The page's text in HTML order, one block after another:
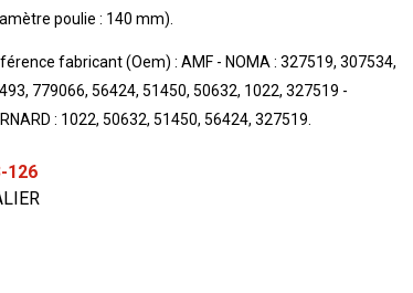
poulie : 140 mm).
fabricant (Oem) : AMF - NOMA : 327519, 307534,
779066, 56424, 51450, 50632, 1022, 327519 -
: 1022, 50632, 51450, 56424, 327519.
126